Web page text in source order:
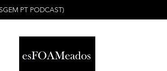
PT PODCAST)